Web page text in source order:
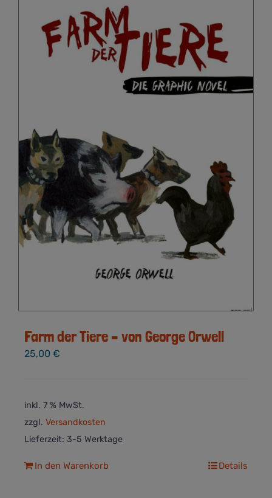
Farm der Tiere – von George Orwell
25,00 €
inkl. 7 % MwSt.
zzgl. Versandkosten
Lieferzeit: 3-5 Werktage
In den Warenkorb Details